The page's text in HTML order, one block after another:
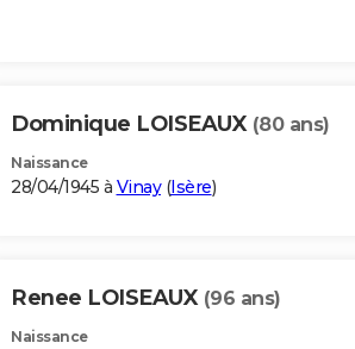
Dominique LOISEAUX (80 ans)
Naissance
28/04/1945 à Vinay(Isère)
Renee LOISEAUX (96 ans)
Naissance